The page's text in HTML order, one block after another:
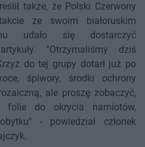
także, że Polski Czerwony
ze swoim białoruskim
udało się dostarczyć
"Otrzymaliśmy dziś
do tej grupy dotarł już po
śpiwory, środki ochrony
ale proszę zobaczyć,
do okrycia namiotów,
- powiedział członek